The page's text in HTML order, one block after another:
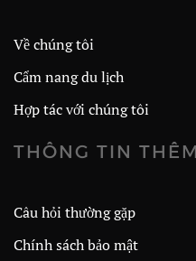
Về chúng tôi
Cẩm nang du lịch
Hợp tác với chúng tôi
THÔNG TIN THÊM
Câu hỏi thường gặp
Chính sách bảo mật